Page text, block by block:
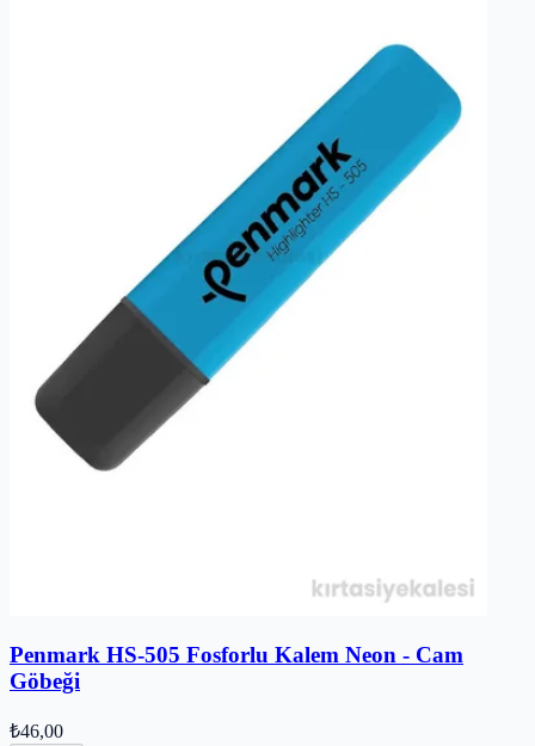
Penmark HS-505 Fosforlu Kalem Neon - Cam
Göbeği
₺46,00